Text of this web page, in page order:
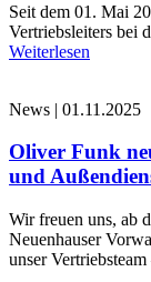
Seit dem 01. Mai
Vertriebsleiters bei
Weiterlesen
News | 01.11.2025
Oliver Funk
und
Wir freuen uns, ab
Neuenhauser
unser Vertriebsteam